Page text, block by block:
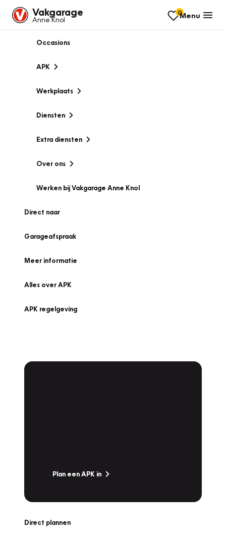
Vakgarage
Anne Knol
0Menu
Occasions
APK
Werkplaats
Diensten
Extra diensten
Over ons
Werken bij Vakgarage Anne Knol
Direct naar
Garageafspraak
Meer informatie
Alles over APK
APK regelgeving
Plan een APK in
Direct plannen